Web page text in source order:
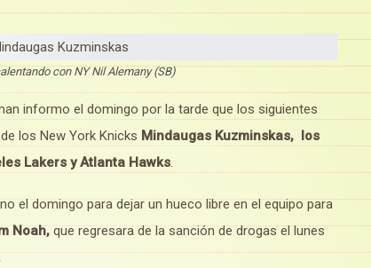
con NY Nil Alemany (SB)
informo el domingo por la tarde que los siguientes
los New York Knicks Mindaugas Kuzminskas,
los
Lakers y Atlanta Hawks.
el domingo para dejar un hueco libre en el equipo para
Noah, que regresara de la sanción de drogas el lunes